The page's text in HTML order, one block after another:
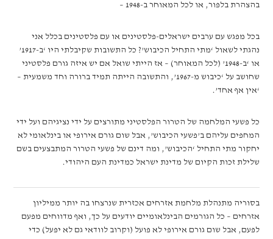
בהצהרת בלפור, או לכל המאוחר ב-1948 –
בכל מפגש עם ערבים ישראלים-פלסטינים או עם פלסטינים בכלל אני
נהגתי לשאול ‘מתי התחיל הכיבוש’? כל התשובות שקיבלתי היו ‘ב-1917’
או ‘ב-1948’ (לכל המאוחר) – אז הייתי שואל אם יש איזה גורם פלסטיני
שחושב על ‘כיבוש מ-1967’, והתשובה הייתה תמיד ברורה וחד משמעית –
‘אין אף אחד’.
כל פשעי המלחמה של הטרור הפלסטיני מתורצים על ידי נציגיהם ועל ידי
המחפים עליהם ב’פשעי הכיבוש’, אבל שום גורם אירופי או בינלאומי לא
יחקור מתי התחיל ‘הכיבוש’, ומה דינם של פשעי הטרור המתבצעים בשם
שלילת זכות הקיום של מדינת ישראל כמדינת העם היהודי.
בסוריה מתנהלת מלחמת אזרחים אכזרית שנרצחו בה יותר ממיליון
אזרחים – כל הגורמים הבינלאומיים יודעים על כך, ואף מדווחים מפעם
לפעם, אבל שום גורם אירופי לא פועל (וקרוב לוודאי גם לא יפעל) כדי